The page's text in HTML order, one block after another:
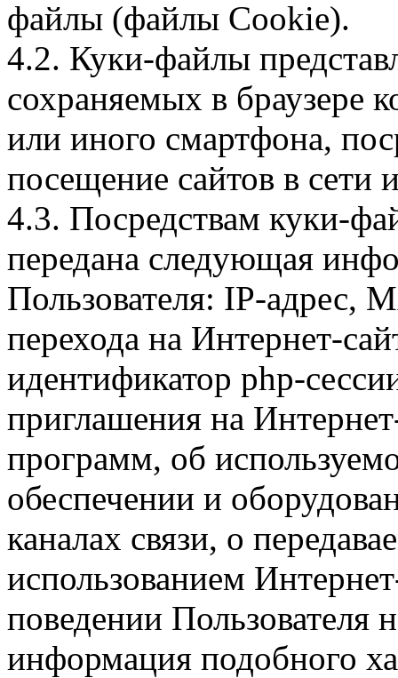
файлы (файлы Cookie).
4.2. Куки-файлы
сохраняемых в браузере
или иного смартфона,
посещение сайтов в сети
4.3. Посредствам куки-
передана следующая
Пользователя: IP-адрес,
перехода на Интернет-
идентификатор php-
приглашения на
программ, об
обеспечении и
каналах связи, о
использованием
поведении Пользователя
информация подобного